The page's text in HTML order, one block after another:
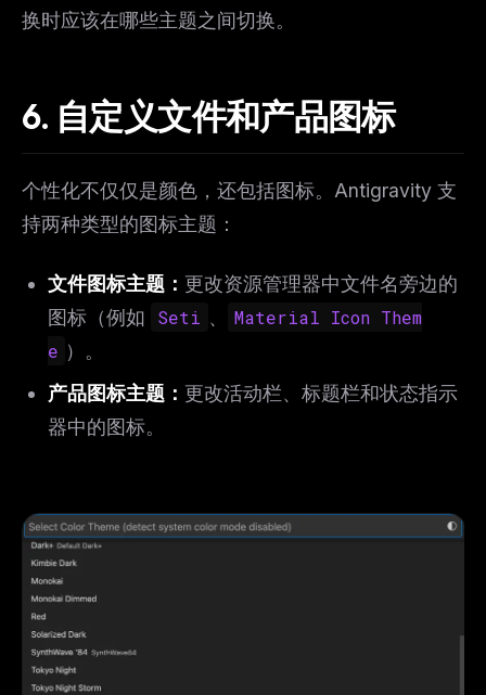
换时应该在哪些主题之间切换。
6. 自定义文件和产品图标
个性化不仅仅是颜色，还包括图标。Antigravity 支
持两种类型的图标主题：
文件图标主题： 更改资源管理器中文件名旁边的
图标（例如
Seti 、
Material Icon Them
e ）。
产品图标主题： 更改活动栏、标题栏和状态指示
器中的图标。
THIS WEEK'S DIGEST
MCP pick of the week
New agent skill drop
The weekly digest for AI builders